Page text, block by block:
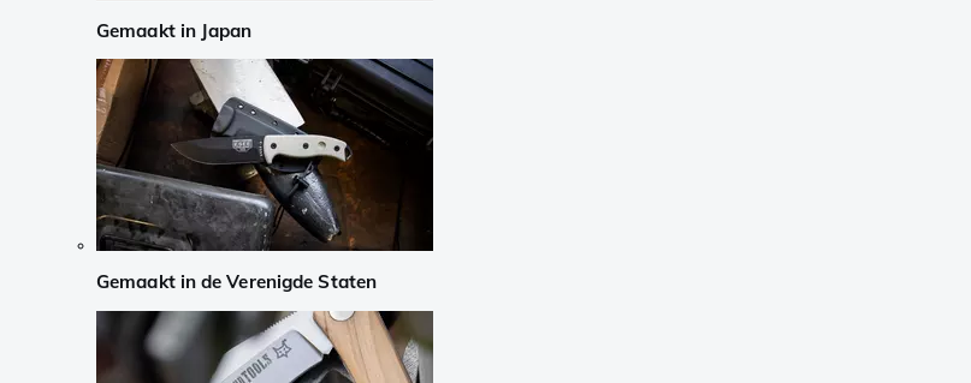
Gemaakt in Japan
Gemaakt in de Verenigde Staten